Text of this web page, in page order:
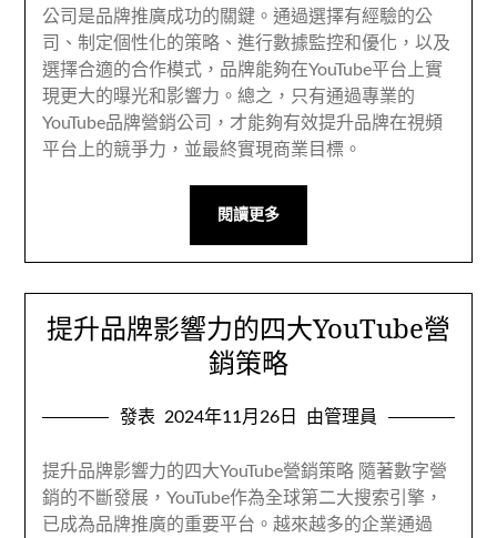
公司是品牌推廣成功的關鍵。通過選擇有經驗的公
司、制定個性化的策略、進行數據監控和優化，以及
選擇合適的合作模式，品牌能夠在YouTube平台上實
現更大的曝光和影響力。總之，只有通過專業的
YouTube品牌營銷公司，才能夠有效提升品牌在視頻
平台上的競爭力，並最終實現商業目標。
閱讀更多
提升品牌影響力的四大YouTube營
銷策略
發表 2024年11月26日 由管理員
提升品牌影響力的四大YouTube營銷策略 隨著數字營
銷的不斷發展，YouTube作為全球第二大搜索引擎，
已成為品牌推廣的重要平台。越來越多的企業通過